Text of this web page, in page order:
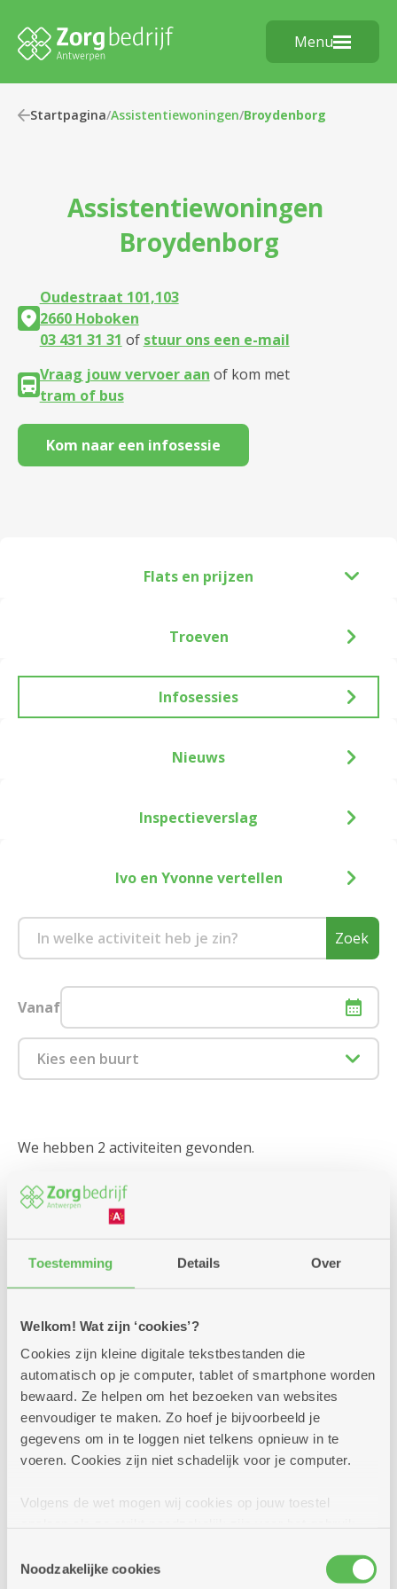
Toestemming Details Over
Welkom! Wat zijn ‘cookies’?
Cookies zijn kleine digitale tekstbestanden die
automatisch op je computer, tablet of smartphone worden
bewaard. Ze helpen om het bezoeken van websites
eenvoudiger te maken. Zo hoef je bijvoorbeeld je
gegevens om in te loggen niet telkens opnieuw in te
voeren. Cookies zijn niet schadelijk voor je computer.
Volgens de wet mogen wij cookies op jouw toestel
cookies hebben we jouw toestemming nodig. Sommige
Noodzakelijke cookies
Menu
Startpagina/Assistentiewoningen/Broydenborg
Assistentiewoningen
Broydenborg
Oudestraat 101,103
2660 Hoboken
03 431 31 31 of stuur ons een e-mail
Vraag jouw vervoer aan of kom met
tram of bus
Kom naar een infosessie
Flats en prijzen
Troeven
Infosessies
Zoek
Vanaf
Kies een buurt
2020 Antwerpen
2030 Antwerpen
2040 Berendrecht
2050 Antwerpen-Linkeroever
2060 Antwerpen
2100 Antwerpen
2140 Borgerhout
2180 Ekeren
2600 Berchem
We hebben 2 activiteiten gevonden.
Binnenkort
vrijdag
2 10u
12u
2/10/26 Infosessie
Assistentiewoningen Broydenborg
te 2660 Hoboken
Meerdere locaties
assistentiewoningen Broydenborg in Hoboken
Nieuws
Inspectieverslag
Ivo en Yvonne vertellen